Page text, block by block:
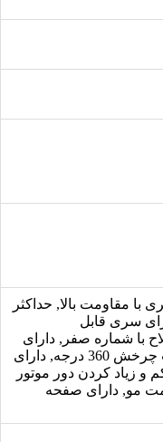
مقاومت بالا, حداکثر
سری قابل
شماره صفر, دارای
سری منعطف با قابلیت چرخش 360 درجه, دارای
کردن دور موتور
مو, دارای صفحه